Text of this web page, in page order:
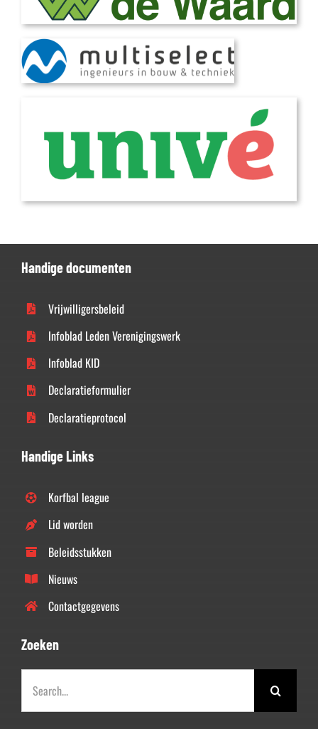
Handige documenten
Vrijwilligersbeleid
Infoblad Leden Verenigingswerk
Infoblad KID
Declaratieformulier
Declaratieprotocol
Handige Links
Korfbal league
Lid worden
Beleidsstukken
Nieuws
Contactgegevens
Zoeken
naar: